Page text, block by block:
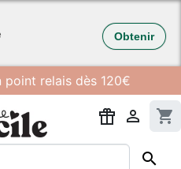
Obtenir
point relais dès 120€
 shopping_cart
